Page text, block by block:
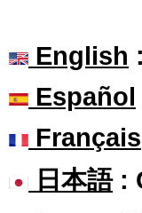
English
Español
Français
日本語: